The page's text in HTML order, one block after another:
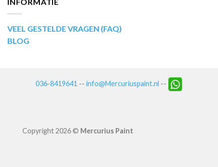
VEEL GESTELDE VRAGEN (FAQ)
BLOG
036-8419641 -- info@Mercuriuspaint.nl --